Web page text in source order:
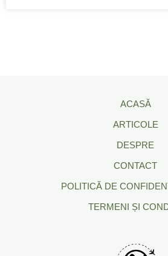
ACASĂ
ARTICOLE
DESPRE
CONTACT
POLITICĂ DE
TERMENI ȘI